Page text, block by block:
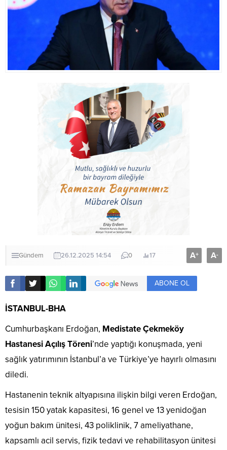
Gündem 26.12.2025 14:54 0 17 A+ A-
ABONE OL
İSTANBUL-BHA
Cumhurbaşkanı Erdoğan, Medistate Çekmeköy
Hastanesi Açılış Töreni’nde yaptığı konuşmada, yeni
sağlık yatırımının İstanbul’a ve Türkiye’ye hayırlı olmasını
diledi.
Hastanenin teknik altyapısına ilişkin bilgi veren Erdoğan,
tesisin 150 yatak kapasitesi, 16 genel ve 13 yenidoğan
yoğun bakım ünitesi, 43 poliklinik, 7 ameliyathane,
kapsamlı acil servis, fizik tedavi ve rehabilitasyon ünitesi